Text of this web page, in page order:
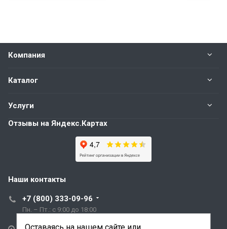
Компания
Каталог
Услуги
Отзывы на Яндекс.Картах
Наши контакты
+7 (800) 333-09-96
Пн. – Пт.: с 9:00 до 18:00